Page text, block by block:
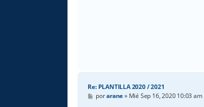
Re: PLANTILLA 2020 / 2021
M
e
porarane» Mié Sep 16, 2020 10:03 am